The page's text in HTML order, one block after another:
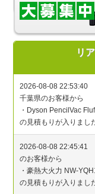
リ